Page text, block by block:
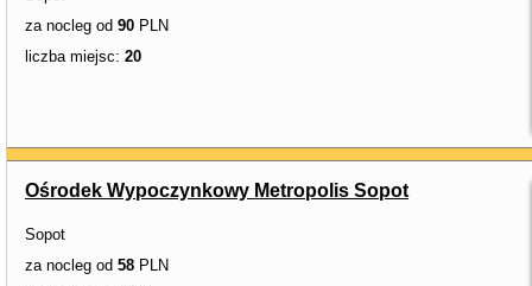
za nocleg od 90 PLN
liczba miejsc: 20
Ośrodek Wypoczynkowy Metropolis Sopot
Sopot
za nocleg od 58 PLN